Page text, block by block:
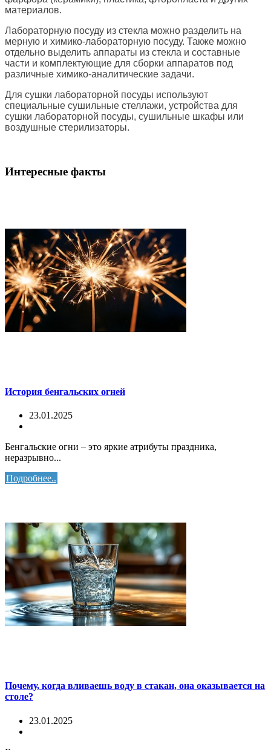
материалов.
Лабораторную посуду из стекла можно разделить на
мерную и химико-лабораторную посуду. Также можно
отдельно выделить аппараты из стекла и составные
части и комплектующие для сборки аппаратов под
различные химико-аналитические задачи.
Для сушки лабораторной посуды используют
специальные сушильные стеллажи, устройства для
сушки лабораторной посуды, сушильные шкафы или
воздушные стерилизаторы.
Интересные факты
История бенгальских огней
23.01.2025
Бенгальские огни – это яркие атрибуты праздника,
неразрывно...
Подробнее..
Почему, когда вливаешь воду в стакан, она оказывается на
столе?
23.01.2025